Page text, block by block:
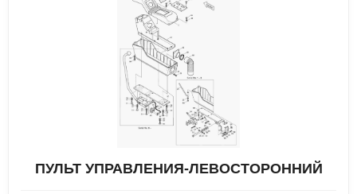
ПУЛЬТ УПРАВЛЕНИЯ-ЛЕВОСТОРОННИЙ